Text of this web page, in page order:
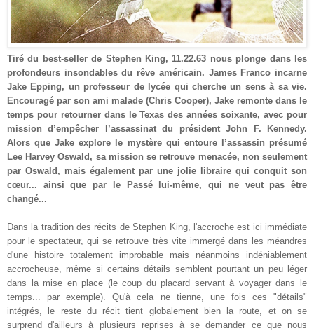
Tiré du best-seller de Stephen King, 11.22.63 nous plonge dans les
profondeurs insondables du rêve américain. James Franco incarne
Jake Epping, un professeur de lycée qui cherche un sens à sa vie.
Encouragé par son ami malade (Chris Cooper), Jake remonte dans le
temps pour retourner dans le Texas des années soixante, avec pour
mission d’empêcher l’assassinat du président John F. Kennedy.
Alors que Jake explore le mystère qui entoure l’assassin présumé
Lee Harvey Oswald, sa mission se retrouve menacée, non seulement
par Oswald, mais également par une jolie libraire qui conquit son
cœur... ainsi que par le Passé lui-même, qui ne veut pas être
changé...
Dans la tradition des récits de Stephen King, l'accroche est ici immédiate
pour le spectateur, qui se retrouve très vite immergé dans les méandres
d'une histoire totalement improbable mais néanmoins indéniablement
accrocheuse, même sicertains détails semblent pourtant un peu léger
dans la mise en place (le coup du placard servant à voyager dans le
temps... par exemple). Qu'à cela ne tienne, une fois ces "détails"
intégrés, le reste du récit tient globalement bienla route, et on se
surprend d'ailleursà plusieurs reprises à se demander ce que nous